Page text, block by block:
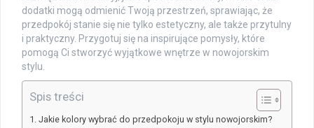
dodatki mogą odmienić Twoją przestrzeń, sprawiając, że
przedpokój stanie się nie tylko estetyczny, ale także przytulny
i praktyczny. Przygotuj się na inspirujące pomysły, które
pomogą Ci stworzyć wyjątkowe wnętrze w nowojorskim
stylu.
Spis treści
Jakie kolory wybrać do przedpokoju w stylu nowojorskim?